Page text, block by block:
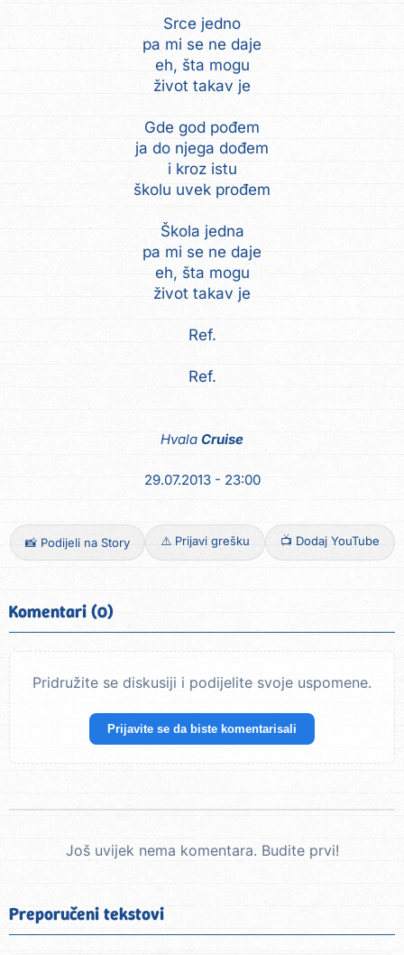
Srce jedno
pa mi se ne daje
eh, šta mogu
život takav je
Gde god pođem
ja do njega dođem
i kroz istu
školu uvek prođem
Škola jedna
pa mi se ne daje
eh, šta mogu
život takav je
Ref.
Ref.
Hvala Cruise
29.07.2013 - 23:00
📸 Podijeli na Story ⚠️ Prijavi grešku 📺 Dodaj YouTube
Komentari (0)
Pridružite se diskusiji i podijelite svoje uspomene.
Prijavite se da biste komentarisali
Još uvijek nema komentara. Budite prvi!
Preporučeni tekstovi